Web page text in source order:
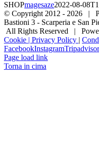
SHOPmagesaze2022-08-
© Copyright 2012 - 2026 |
Bastioni 3 - Scarperia e San
All Rights Reserved |
Cookie | Privacy Policy |
FacebookInstagramTripadvisor
Page load link
Torna in cima